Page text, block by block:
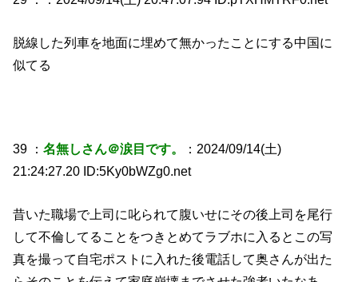
脱線した列車を地面に埋めて無かったことにする中国に
似てる
39 ：名無しさん＠涙目です。
：2024/09/14(土)
21:24:27.20 ID:5Ky0bWZg0.net
昔いた職場で上司に叱られて腹いせにその後上司を尾行
して不倫してることをつきとめてラブホに入るとこの写
真を撮って自宅ポストに入れた後電話して奥さんが出た